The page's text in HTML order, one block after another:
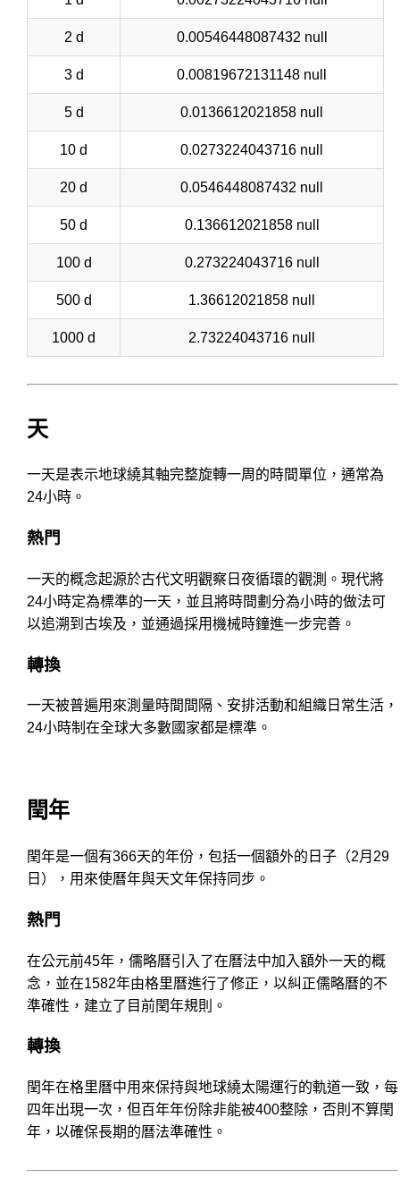
2 d 0.00546448087432 null
3 d 0.00819672131148 null
5 d 0.0136612021858 null
10 d 0.0273224043716 null
20 d 0.0546448087432 null
50 d 0.136612021858 null
100 d 0.273224043716 null
500 d 1.36612021858 null
1000 d 2.73224043716 null
天
一天是表示地球繞其軸完整旋轉一周的時間單位，通常為
24小時。
熱門
一天的概念起源於古代文明觀察日夜循環的觀測。現代將
24小時定為標準的一天，並且將時間劃分為小時的做法可
以追溯到古埃及，並通過採用機械時鐘進一步完善。
轉換
一天被普遍用來測量時間間隔、安排活動和組織日常生活，
24小時制在全球大多數國家都是標準。
閏年
閏年是一個有366天的年份，包括一個額外的日子（2月29
日），用來使曆年與天文年保持同步。
熱門
在公元前45年，儒略曆引入了在曆法中加入額外一天的概
念，並在1582年由格里曆進行了修正，以糾正儒略曆的不
準確性，建立了目前閏年規則。
轉換
閏年在格里曆中用來保持與地球繞太陽運行的軌道一致，每
四年出現一次，但百年年份除非能被400整除，否則不算閏
年，以確保長期的曆法準確性。